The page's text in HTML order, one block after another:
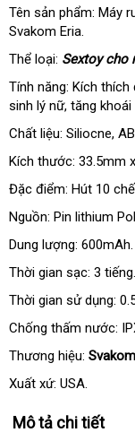
Tên sản phẩm: Máy
Svakom Eria.
Thể loại: Sextoy cho
Tính năng: Kích
sinh lý nữquà
tặng
, tăng
Chất liệu: Siliocne,
Kích thước: 33.5mm
Đặc điểm: Hút 10
Nguồn: Pin lithium
Dung lượng: 600mAh.
Thời gian sạc: 3 tiếng.
Thời gian sử dụng:
Chống thấm nước:
Thương hiệu:
Xuất xứ: USA.
Mô tả chi tiết